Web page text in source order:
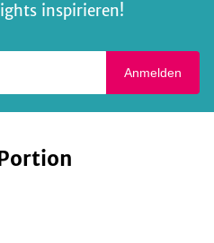
inspirieren!
Anmelden